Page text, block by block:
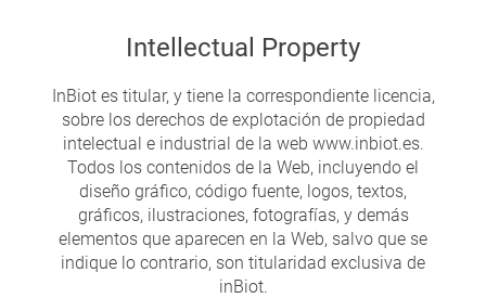
Intellectual Property
InBiot es titular, y tiene la correspondiente licencia,
sobre los derechos de explotación de propiedad
intelectual e industrial de la web www.inbiot.es.
Todos los contenidos de la Web, incluyendo el
diseño gráfico, código fuente, logos, textos,
gráficos, ilustraciones, fotografías, y demás
elementos que aparecen en la Web, salvo que se
indique lo contrario, son titularidad exclusiva de
inBiot.